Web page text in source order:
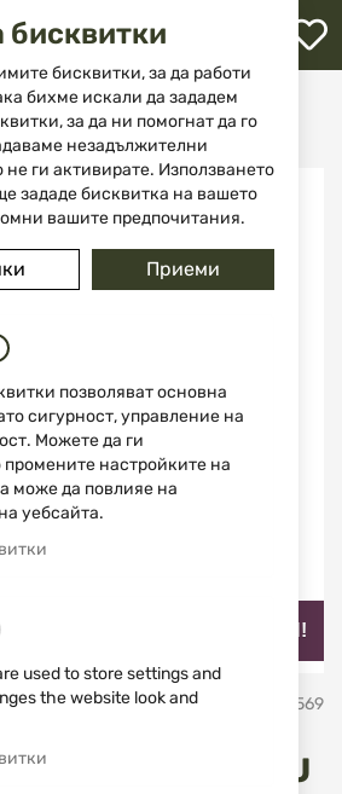
с
Сгъваеми ножове
Smith&Wesson
20569
модел CК6АEU
НАЙ-ПРОДАВАН!
бисквитки
бисквитки, за да работи
бихме искали да зададем
за да ни помогнат да го
незадължителни
ги активирате. Използването
зададе бисквитка на вашето
вашите предпочитания.
Приеми
позволяват основна
сигурност, управление на
Можете да ги
промените настройките на
може да повлияе на
уебсайта.
used to store settings and
the website look and